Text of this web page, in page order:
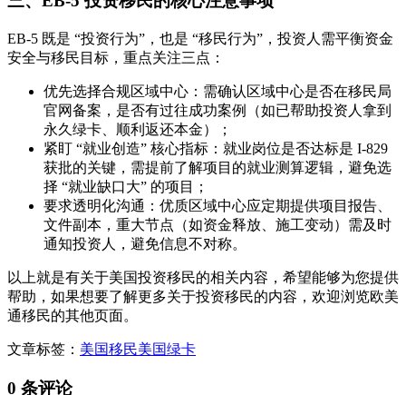
EB-5 既是 “投资行为”，也是 “移民行为”，投资人需平衡资金
安全与移民目标，重点关注三点：
优先选择合规区域中心：需确认区域中心是否在移民局
官网备案，是否有过往成功案例（如已帮助投资人拿到
永久绿卡、顺利返还本金）；
紧盯 “就业创造” 核心指标：就业岗位是否达标是 I-829
获批的关键，需提前了解项目的就业测算逻辑，避免选
择 “就业缺口大” 的项目；
要求透明化沟通：优质区域中心应定期提供项目报告、
文件副本，重大节点（如资金释放、施工变动）需及时
通知投资人，避免信息不对称。
以上就是有关于美国投资移民的相关内容，希望能够为您提供
帮助，如果想要了解更多关于投资移民的内容，欢迎浏览欧美
通移民的其他页面。
文章标签： 美国移民美国绿卡
0 条评论